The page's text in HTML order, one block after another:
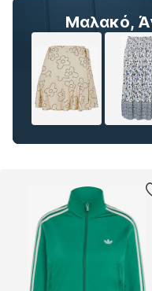
Μαλακό,